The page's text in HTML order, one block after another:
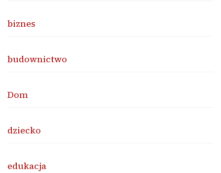
biznes
budownictwo
Dom
dziecko
edukacja